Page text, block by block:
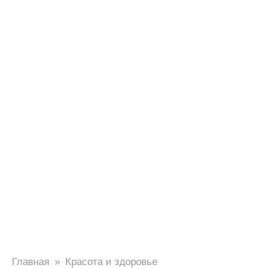
Главная » Красота и здоровье